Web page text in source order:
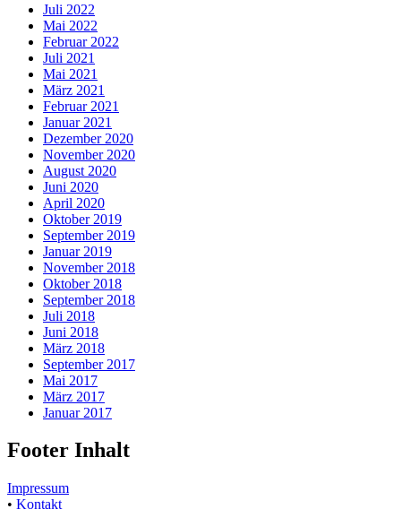
Juli 2022
Mai 2022
Februar 2022
Juli 2021
Mai 2021
März 2021
Februar 2021
Januar 2021
Dezember 2020
November 2020
August 2020
Juni 2020
April 2020
Oktober 2019
September 2019
Januar 2019
November 2018
Oktober 2018
September 2018
Juli 2018
Juni 2018
März 2018
September 2017
Mai 2017
März 2017
Januar 2017
Footer Inhalt
Impressum
• Kontakt